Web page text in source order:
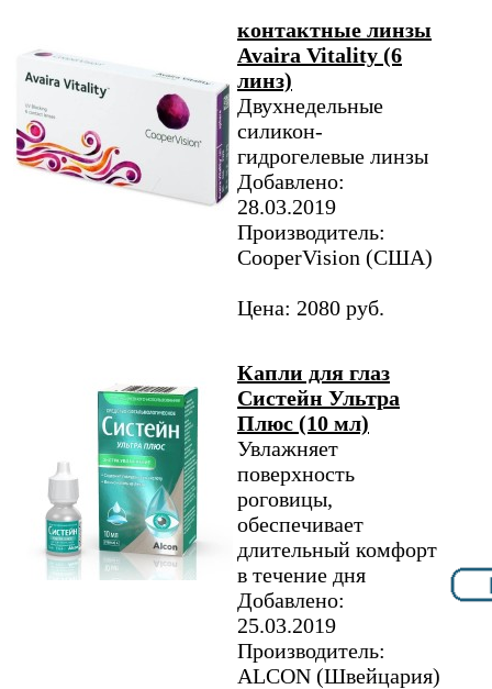
контактные линзы
Avaira Vitality (6
линз)
Двухнедельные
силикон-
гидрогелевые линзы
Добавлено:
28.03.2019
Производитель:
CooperVision (США)
Цена: 2080 руб.
Капли для глаз
Систейн Ультра
Плюс (10 мл)
Увлажняет
поверхность
роговицы,
обеспечивает
длительный комфорт
в течение дня
Добавлено:
25.03.2019
Производитель:
ALCON (Швейцария)